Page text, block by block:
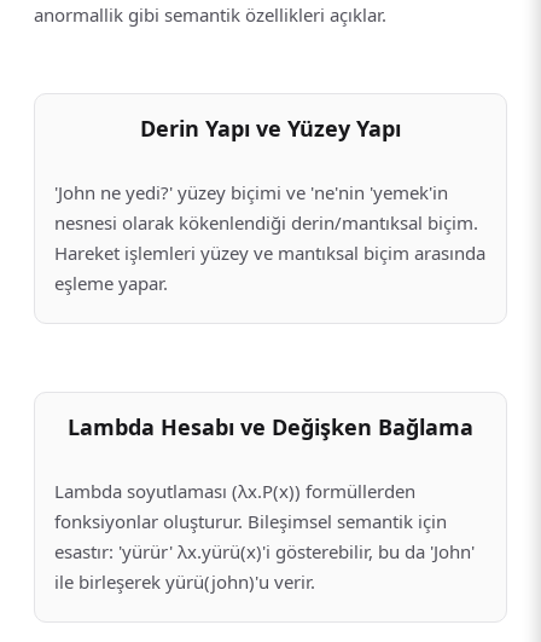
anormallik gibi semantik özellikleri açıklar.
Derin Yapı ve Yüzey Yapı
'John ne yedi?' yüzey biçimi ve 'ne'nin 'yemek'in
nesnesi olarak kökenlendiği derin/mantıksal biçim.
Hareket işlemleri yüzey ve mantıksal biçim arasında
eşleme yapar.
Lambda Hesabı ve Değişken Bağlama
Lambda soyutlaması (λx.P(x)) formüllerden
fonksiyonlar oluşturur. Bileşimsel semantik için
esastır: 'yürür' λx.yürü(x)'i gösterebilir, bu da 'John'
ile birleşerek yürü(john)'u verir.